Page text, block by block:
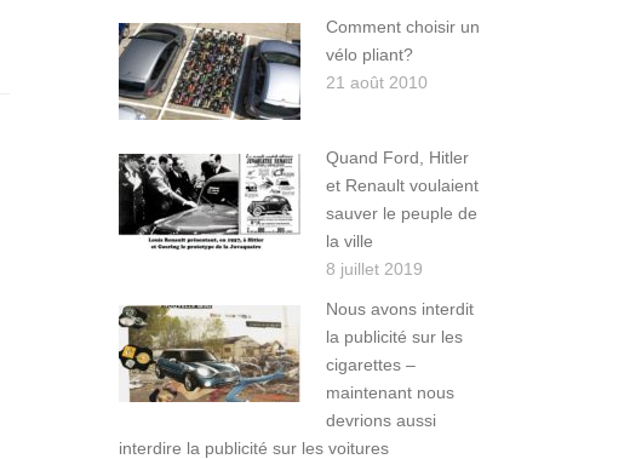
Comment choisir un
vélo pliant?
21 août 2010
Quand Ford, Hitler
et Renault voulaient
sauver le peuple de
la ville
8 juillet 2019
Nous avons interdit
la publicité sur les
cigarettes –
maintenant nous
devrions aussi
interdire la publicité sur les voitures